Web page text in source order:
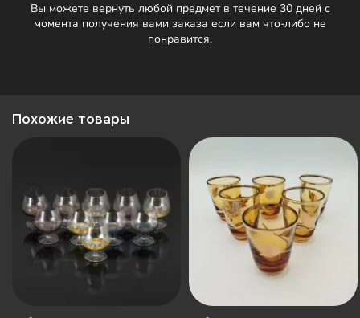
Вы можете вернуть любой предмет в течение 30 дней с
момента получения вами заказа если вам что-либо не
понравится.
Похожие товары